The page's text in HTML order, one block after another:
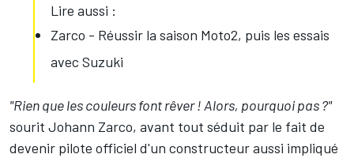
Lire aussi :
Zarco - Réussir la saison Moto2, puis les essais
avec Suzuki
"Rien que les couleurs font rêver ! Alors, pourquoi pas ?"
sourit Johann Zarco, avant tout séduit par le fait de
devenir pilote officiel d'un constructeur aussi impliqué